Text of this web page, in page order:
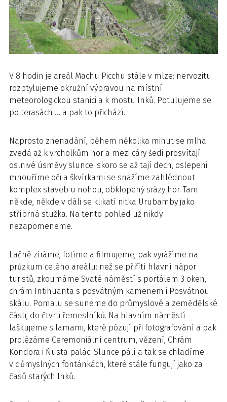
V 8 hodin je areál Machu Picchu stále v mlze: nervozitu
rozptylujeme okružní výpravou na místní
meteorologickou stanici a k mostu Inků. Potulujeme se
po terasách … a pak to přichází.
Naprosto znenadání, během několika minut se mlha
zvedá až k vrcholkům hor a mezi cáry šedi prosvítají
oslnivé úsměvy slunce: skoro se až tají dech, oslepeni
mhouříme oči a škvírkami se snažíme zahlédnout
komplex staveb u nohou, obklopený srázy hor. Tam
někde, někde v dáli se klikatí nitka Urubamby jako
stříbrná stužka. Na tento pohled už nikdy
nezapomeneme.
Lačně zíráme, fotíme a filmujeme, pak vyrážíme na
průzkum celého areálu: než se přiřítí hlavní nápor
turistů, zkoumáme Svaté náměstí s portálem 3 oken,
chrám Intihuanta s posvátným kamenem i Posvátnou
skálu. Pomalu se suneme do průmyslové a zemědělské
části, do čtvrti řemeslníků. Na hlavním náměstí
laškujeme s lamami, které pózují při fotografování a pak
prolézáme Ceremoniální centrum, vězení, Chrám
Kondora i Ňusta palác. Slunce pálí a tak se chladíme
v důmyslných fontánkách, které stále fungují jako za
časů starých Inků.